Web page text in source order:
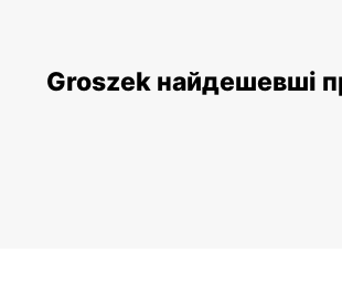
Groszek найдешевші